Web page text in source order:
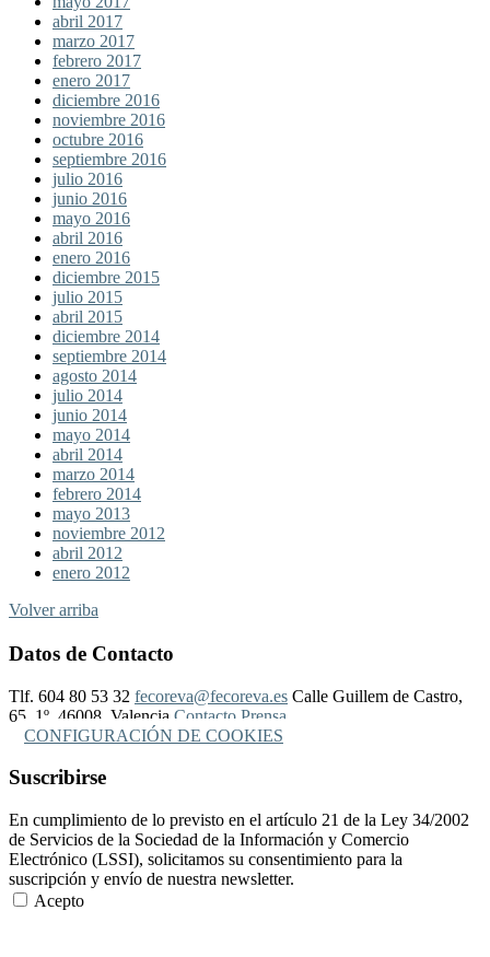
abril 2017
marzo 2017
febrero 2017
enero 2017
diciembre 2016
noviembre 2016
octubre 2016
septiembre 2016
julio 2016
junio 2016
mayo 2016
abril 2016
enero 2016
diciembre 2015
julio 2015
abril 2015
diciembre 2014
septiembre 2014
agosto 2014
julio 2014
junio 2014
mayo 2014
abril 2014
marzo 2014
febrero 2014
mayo 2013
noviembre 2012
abril 2012
enero 2012
Volver arriba
Datos de Contacto
Tlf. 604 80 53 32 fecoreva@fecoreva.es Calle Guillem de Castro,
65, 1º, 46008, Valencia Contacto Prensa
CONFIGURACIÓN DE COOKIES
Suscribirse
En cumplimiento de lo previsto en el artículo 21 de la Ley 34/2002
de Servicios de la Sociedad de la Información y Comercio
Electrónico (LSSI), solicitamos su consentimiento para la
suscripción y envío de nuestra newsletter.
Acepto